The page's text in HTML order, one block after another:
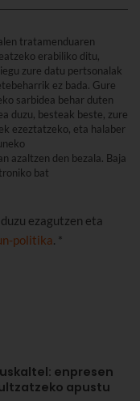
tratamenduaren
erabiliko ditu,
zure datu pertsonalak
ez bada. Gure
sarbidea behar duten
duzu, besteak beste, zure
ezeztatzeko, eta halaber
azaltzen den bezala. Baja
bat
ezagutzen eta
politika. *
enpresen
apustu